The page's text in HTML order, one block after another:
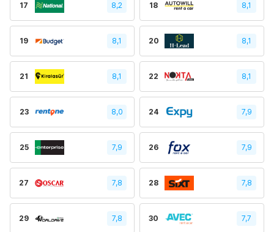
17 8,2 18 8,1
19 8,1 20 8,1
21 8,1 22 8,1
23 8,0 24 7,9
25 7,9 26 7,9
27 7,8 28 7,8
29 7,8 30 7,7